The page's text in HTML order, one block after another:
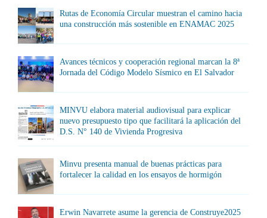
Rutas de Economía Circular muestran el camino hacia
una construcción más sostenible en ENAMAC 2025
Avances técnicos y cooperación regional marcan la 8ª
Jornada del Código Modelo Sísmico en El Salvador
MINVU elabora material audiovisual para explicar
nuevo presupuesto tipo que facilitará la aplicación del
D.S. N° 140 de Vivienda Progresiva
Minvu presenta manual de buenas prácticas para
fortalecer la calidad en los ensayos de hormigón
Erwin Navarrete asume la gerencia de Construye2025